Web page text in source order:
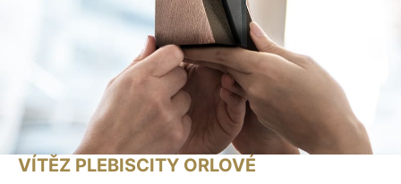
VÍTĚZ PLEBISCITY ORLOVÉ